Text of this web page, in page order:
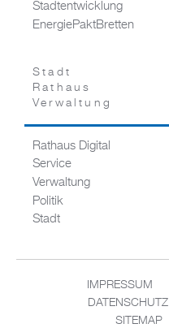
Stadtentwicklung
EnergiePaktBretten
Stadt
Rathaus
Verwaltung
Rathaus Digital
Service
Verwaltung
Politik
Stadt
IMPRESSUM
DATENSCHUTZ
SITEMAP